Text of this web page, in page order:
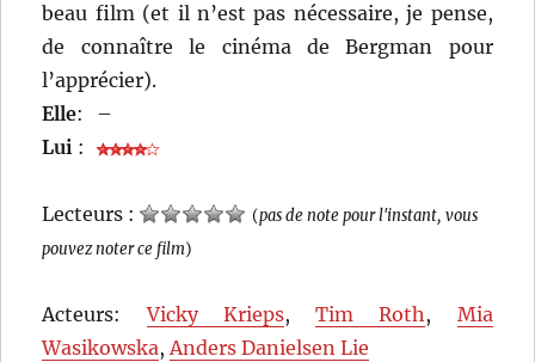
beau film (et il n’est pas nécessaire, je pense,
de connaître le cinéma de Bergman pour
l’apprécier).
Elle:
–
Lui :
Lecteurs : (pas de note pour l'instant, vous
pouvez noter ce film)
Acteurs:Vicky Krieps,Tim Roth, Mia
Wasikowska,Anders Danielsen Lie